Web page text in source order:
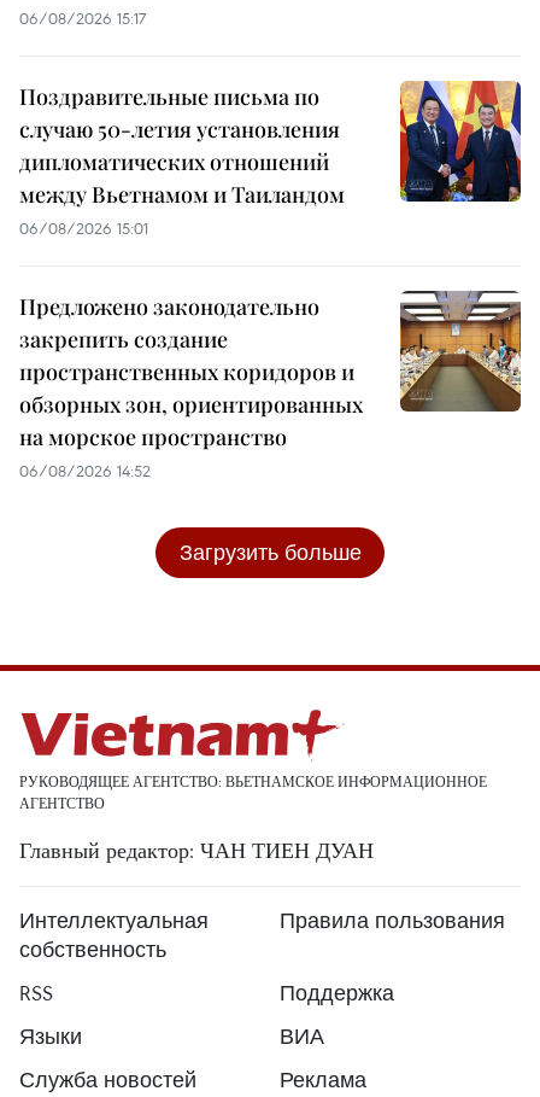
06/08/2026 15:17
Поздравительные письма по
случаю 50-летия установления
дипломатических отношений
между Вьетнамом и Таиландом
06/08/2026 15:01
Предложено законодательно
закрепить создание
пространственных коридоров и
обзорных зон, ориентированных
на морское пространство
06/08/2026 14:52
Загрузить больше
РУКОВОДЯЩЕЕ АГЕНТСТВО: ВЬЕТНАМСКОЕ ИНФОРМАЦИОННОЕ
АГЕНТСТВО
Главный редактор: ЧАН ТИЕН ДУАН
Интеллектуальная
собственность
Правила пользования
RSS
Поддержка
Языки
ВИА
Служба новостей
Реклама